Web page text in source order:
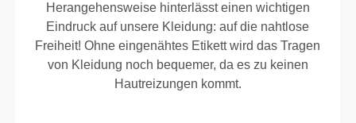
Herangehensweise hinterlässt einen wichtigen
Eindruck auf unsere Kleidung: auf die nahtlose
Freiheit! Ohne eingenähtes Etikett wird das Tragen
von Kleidung noch bequemer, da es zu keinen
Hautreizungen kommt.